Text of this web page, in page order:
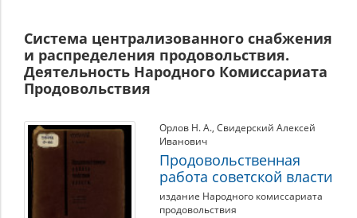
Система централизованного снабжения
и распределения продовольствия.
Деятельность Народного Комиссариата
Продовольствия
Орлов Н. А., Свидерский Алексей
Иванович
Продовольственная
работа советской власти
издание Народного комиссариата
продовольствия